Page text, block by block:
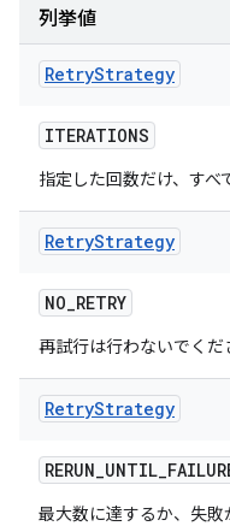
列挙値
RetryStrategy
ITERATIONS
指定した回数だけ、すべ
RetryStrategy
NO_RETRY
再試行は行わないでくだ
RetryStrategy
RERUN_UNTIL_
最大数に達するか、失敗